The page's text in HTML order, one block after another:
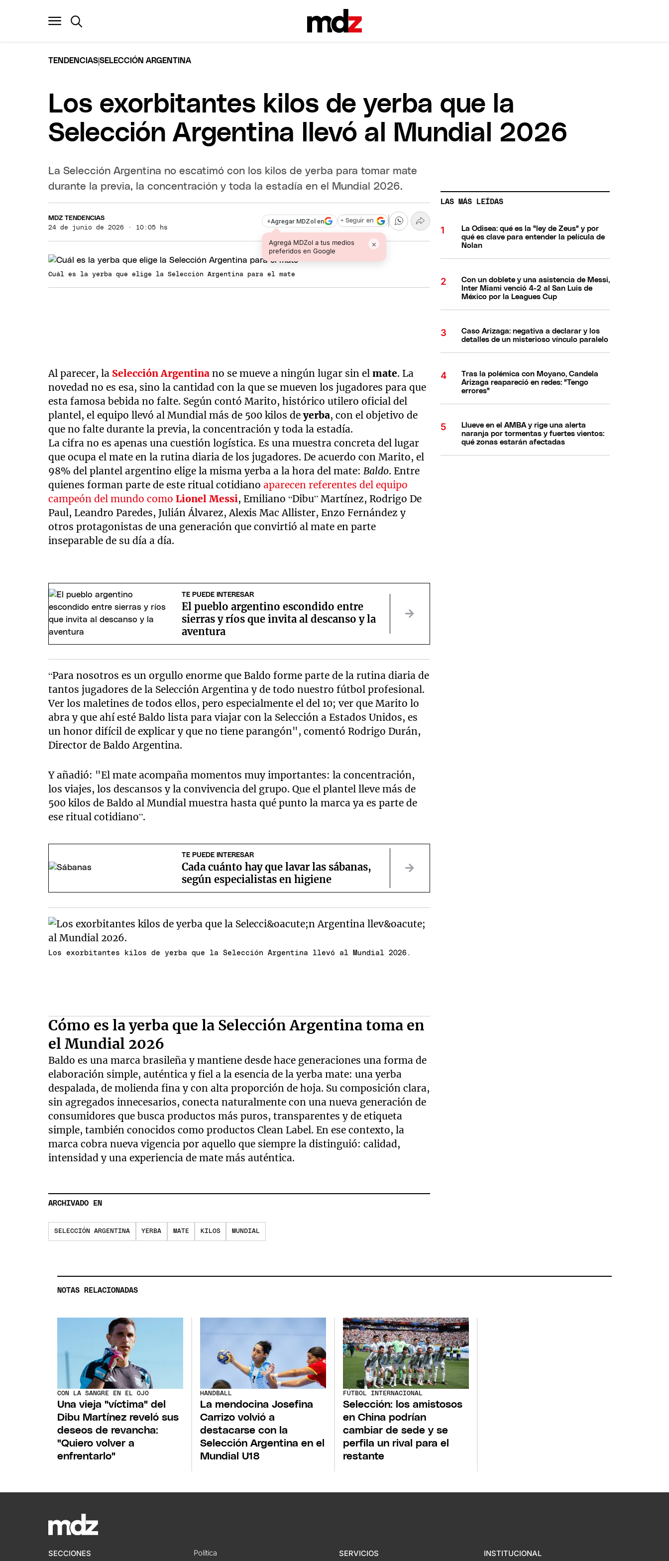
TENDENCIAS|SELECCIÓN ARGENTINA
Los exorbitantes kilos de yerba que la
Selección Argentina llevó al Mundial 2026
La Selección Argentina no escatimó con los kilos de yerba para tomar mate
durante la previa, la concentración y toda la estadía en el Mundial 2026.
MDZ TENDENCIAS
24 de junio de 2026 · 10:05 hs
+Agregar MDZol en
Agregá MDZol a tus medios
preferidos en Google
×
+ Seguir en
Cuál es la yerba que elige la Selección Argentina para el mate
Al parecer, la Selección Argentina no se mueve a ningún lugar sin elmate. La
novedad no es esa, sino la cantidad con la que se mueven los jugadores para que
esta famosa bebida no falte. Según contó Marito, histórico utilero oficial del
plantel, el equipo llevó al Mundial más de 500 kilos deyerba, con el objetivo de
que no falte durante la previa, la concentración y toda la estadía.
La cifra no es apenas una cuestión logística. Es una muestra concreta del lugar
que ocupa el mate en la rutina diaria de los jugadores. De acuerdo con Marito, el
98% del plantel argentino elige la misma yerba a la hora del mate:Baldo. Entre
quienes forman parte de este ritual cotidianoaparecen referentes del equipo
campeón del mundo comoLionel Messi, Emiliano “Dibu” Martínez, Rodrigo De
Paul, Leandro Paredes, Julián Álvarez, Alexis Mac Allister, Enzo Fernández y
otros protagonistas de una generación que convirtió al mate en parte
inseparable de su día a día.
TE PUEDE INTERESAR
El pueblo argentino escondido entre
sierras y ríos que invita al descanso y la
aventura
“Para nosotros es un orgullo enorme que Baldo forme parte de la rutina diaria de
tantos jugadores de la Selección Argentina y de todo nuestro fútbol profesional.
Ver los maletines de todos ellos, pero especialmente el del 10; ver que Marito lo
abra y que ahí esté Baldo lista para viajar con la Selección a Estados Unidos, es
un honor difícil de explicar y que no tiene parangón", comentó Rodrigo Durán,
Director de Baldo Argentina.
Y añadió: "El mate acompaña momentos muy importantes: la concentración,
los viajes, los descansos y la convivencia del grupo. Que el plantel lleve más de
500 kilos de Baldo al Mundial muestra hasta qué punto la marca ya es parte de
ese ritual cotidiano”.
TE PUEDE INTERESAR
Cada cuánto hay que lavar las sábanas,
según especialistas en higiene
Los exorbitantes kilos de yerba que la Selección Argentina llevó al Mundial 2026.
Cómo es la yerba que la Selección Argentina toma en
el Mundial 2026
Baldo es una marca brasileña y mantiene desde hace generaciones una forma de
elaboración simple, auténtica y fiel a la esencia de la yerba mate: una yerba
despalada, de molienda fina y con alta proporción de hoja. Su composición clara,
sin agregados innecesarios, conecta naturalmente con una nueva generación de
consumidores que busca productos más puros, transparentes y de etiqueta
simple, también conocidos como productos Clean Label. En ese contexto, la
marca cobra nueva vigencia por aquello que siempre la distinguió: calidad,
intensidad y una experiencia de mate más auténtica.
ARCHIVADO EN
SELECCIÓN ARGENTINA YERBA MATE KILOS MUNDIAL
LAS MÁS LEÍDAS
La Odisea: qué es la "ley de Zeus" y por
qué es clave para entender la película de
Nolan
Con un doblete y una asistencia de Messi,
Inter Miami venció 4-2 al San Luis de
México por la Leagues Cup
Caso Arizaga: negativa a declarar y los
detalles de un misterioso vínculo paralelo
Tras la polémica con Moyano, Candela
Arizaga reapareció en redes: "Tengo
errores"
Llueve en el AMBA y rige una alerta
naranja por tormentas y fuertes vientos:
qué zonas estarán afectadas
NOTAS RELACIONADAS
CON LA SANGRE EN EL OJO
Una vieja "víctima" del
Dibu Martínez reveló sus
deseos de revancha:
"Quiero volver a
enfrentarlo"
HANDBALL
La mendocina Josefina
Carrizo volvió a
destacarse con la
Selección Argentina en el
Mundial U18
FÚTBOL INTERNACIONAL
Selección: los amistosos
en China podrían
cambiar de sede y se
perfila un rival para el
restante
SECCIONES Política SERVICIOS INSTITUCIONAL